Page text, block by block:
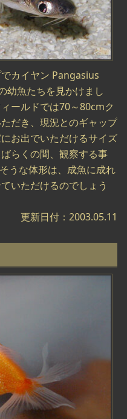
カイヤン Pangasius
幼魚たちを見かけまし
ールドでは70～80cmク
だき、現況とのギャップ
お出でいただけるサイズ
らくの間、観察する事
うな体形は、成魚に成れ
いただけるのでしょう
更新日付：2003.05.11